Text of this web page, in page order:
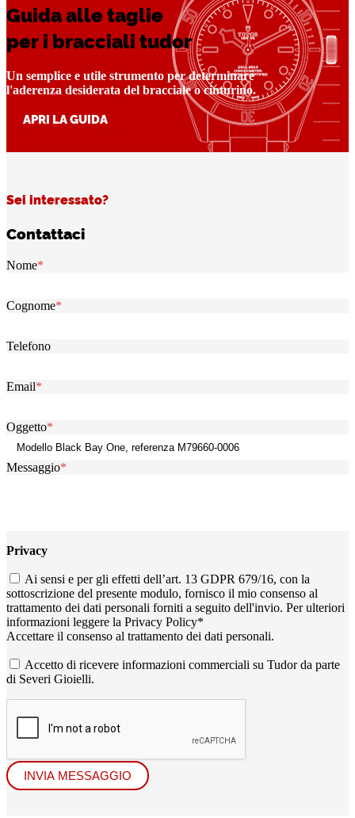
Guida alle taglie
per i bracciali tudor
Un semplice e utile strumento per determinare
l'aderenza desiderata del bracciale o cinturino.
APRI LA GUIDA
Sei interessato?
Contattaci
Nome*
Cognome*
Telefono
Email*
Oggetto*
Messaggio*
Privacy
Ai sensi e per gli effetti dell’art. 13 GDPR 679/16, con la
sottoscrizione del presente modulo, fornisco il mio consenso al
trattamento dei dati personali forniti a seguito dell'invio. Per ulteriori
informazioni leggere la Privacy Policy*
Accettare il consenso al trattamento dei dati personali.
Accetto di ricevere informazioni commerciali su Tudor da parte
di Severi Gioielli.
INVIA MESSAGGIO